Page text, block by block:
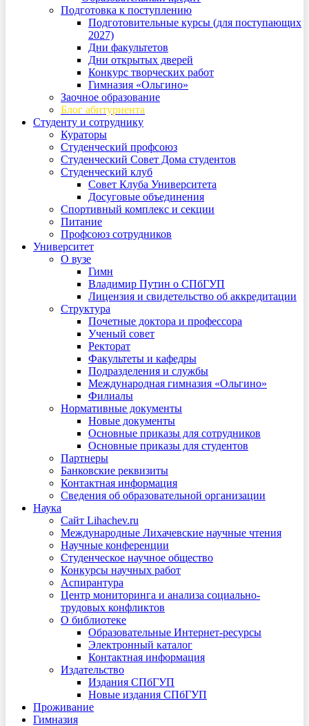
Подготовка к поступлению
Подготовительные курсы (для поступающих
2027)
Дни факультетов
Дни открытых дверей
Конкурс творческих работ
Гимназия «Ольгино»
Заочное образование
Блог абитуриента
Студенту и сотруднику
Кураторы
Студенческий профсоюз
Студенческий Совет Дома студентов
Студенческий клуб
Совет Клуба Университета
Досуговые объединения
Спортивный комплекс и секции
Питание
Профсоюз сотрудников
Университет
О вузе
Гимн
Владимир Путин о СПбГУП
Лицензия и свидетельство об аккредитации
Структура
Почетные доктора и профессора
Ученый совет
Ректорат
Факультеты и кафедры
Подразделения и службы
Международная гимназия «Ольгино»
Филиалы
Нормативные документы
Новые документы
Основные приказы для сотрудников
Основные приказы для студентов
Партнеры
Банковские реквизиты
Контактная информация
Сведения об образовательной организации
Наука
Сайт Lihachev.ru
Международные Лихачевские научные чтения
Научные конференции
Студенческое научное общество
Конкурсы научных работ
Аспирантура
Центр мониторинга и анализа социально-
трудовых конфликтов
О библиотеке
Образовательные Интернет-ресурсы
Электронный каталог
Контактная информация
Издательство
Издания СПбГУП
Новые издания СПбГУП
Проживание
Гимназия